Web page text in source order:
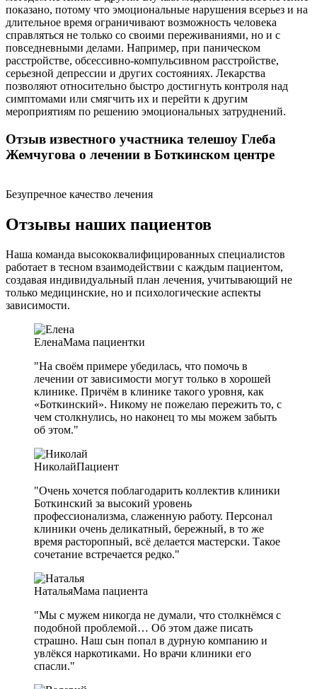
показано, потому что эмоциональные нарушения всерьез и на
длительное время ограничивают возможность человека
справляться не только со своими переживаниями, но и с
повседневными делами. Например, при паническом
расстройстве, обсессивно-компульсивном расстройстве,
серьезной депрессии и других состояниях. Лекарства
позволяют относительно быстро достигнуть контроля над
симптомами или смягчить их и перейти к другим
мероприятиям по решению эмоциональных затруднений.
Отзыв известного участника телешоу Глеба
Жемчугова о лечении в Боткинском центре
Безупречное качество лечения
Отзывы наших пациентов
Наша команда высококвалифицированных специалистов
работает в тесном взаимодействии с каждым пациентом,
создавая индивидуальный план лечения, учитывающий не
только медицинские, но и психологические аспекты
зависимости.
ЕленаМама пациентки
"На своём примере убедилась, что помочь в
лечении от зависимости могут только в хорошей
клинике. Причём в клинике такого уровня, как
«Боткинский». Никому не пожелаю пережить то, с
чем столкнулись, но наконец то мы можем забыть
об этом."
НиколайПациент
"Очень хочется поблагодарить коллектив клиники
Боткинский за высокий уровень
профессионализма, слаженную работу. Персонал
клиники очень деликатный, бережный, в то же
время расторопный, всё делается мастерски. Такое
сочетание встречается редко."
НатальяМама пациента
"Мы с мужем никогда не думали, что столкнёмся с
подобной проблемой… Об этом даже писать
страшно. Наш сын попал в дурную компанию и
увлёкся наркотиками. Но врачи клиники его
спасли."